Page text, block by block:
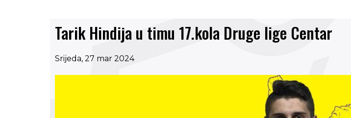
Tarik Hindija u timu 17.kola Druge lige Centar
Srijeda, 27 mar 2024